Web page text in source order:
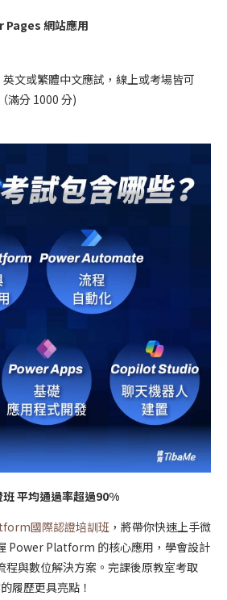
Pages 網站應用
文或繁體中文應試，線上或考場皆可
滿分 1000 分)
平均通過率超過90%
國際認證培訓班 ，將帶你快速上手微
Power Platform 的核心應用，學會設計
程與數位解決方案。完課後原教室考取
履歷更具亮點！